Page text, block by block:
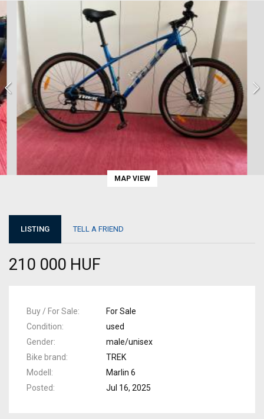
MAP VIEW
LISTING TELL A FRIEND
210 000 HUF
Buy / For Sale
For Sale
Condition
used
Gender
male/unisex
Bike brand
TREK
Modell
Marlin 6
Posted
Jul 16, 2025